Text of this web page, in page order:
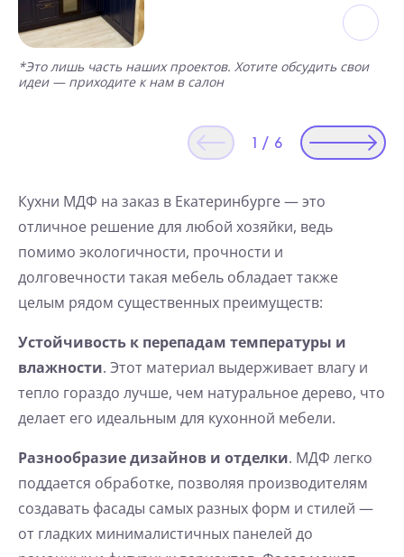
*Это лишь часть наших проектов. Хотите обсудить свои
идеи — приходите к нам в салон
1 / 6
Кухни МДФ на заказ в Екатеринбурге — это
отличное решение для любой хозяйки, ведь
помимо экологичности, прочности и
долговечности такая мебель обладает также
целым рядом существенных преимуществ:
Устойчивость к перепадам температуры и
влажности. Этот материал выдерживает влагу и
тепло гораздо лучше, чем натуральное дерево, что
делает его идеальным для кухонной мебели.
Разнообразие дизайнов и отделки. МДФ легко
поддается обработке, позволяя производителям
создавать фасады самых разных форм и стилей —
от гладких минималистичных панелей до